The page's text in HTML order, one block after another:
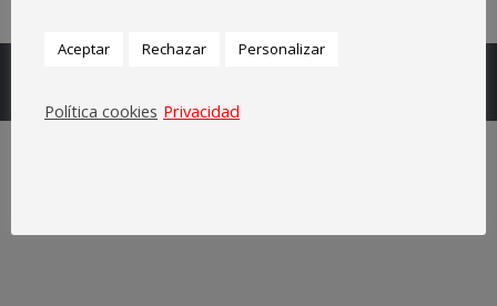
Aceptar Rechazar Personalizar
Política cookies Privacidad